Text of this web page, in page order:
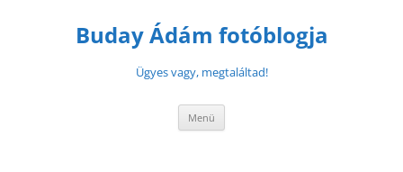
Buday Ádám fotóblogja
Ügyes vagy, megtaláltad!
Menü